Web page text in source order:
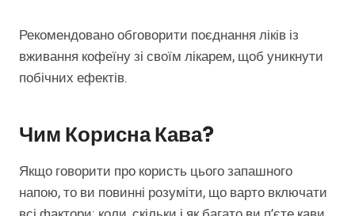
Рекомендовано обговорити поєднання ліків із
вживання кофеїну зі своїм лікарем, щоб уникнути
побічних ефектів.
Чим Корисна Кава?
Якщо говорити про користь цього запашного
напою, то ви повинні розуміти, що варто включати